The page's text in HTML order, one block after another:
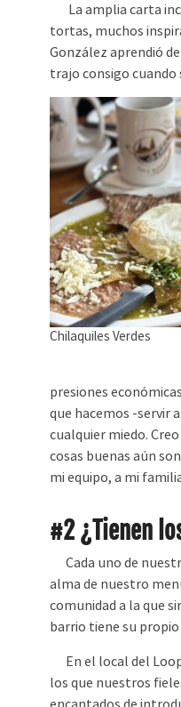
La amplia carta
tortas, muchos
González aprendió
trajo consigo cuando
Chilaquiles Verdes
presiones
que hacemos -servir
cualquier miedo.
cosas buenas aún
mi equipo, a mi
#2 ¿Tienen
Cada uno de
alma de nuestro
comunidad a la que
barrio tiene su
En el local del
los que nuestros